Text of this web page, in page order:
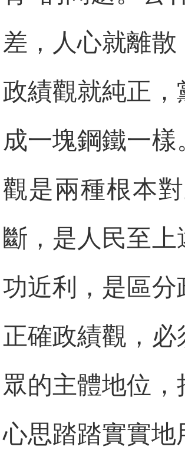
差，人心就離
政績觀就純正
成一塊鋼鐵一
觀是兩種根本
斷，是人民至
功近利，是區
正確政績觀，
眾的主體地位
心思踏踏實實